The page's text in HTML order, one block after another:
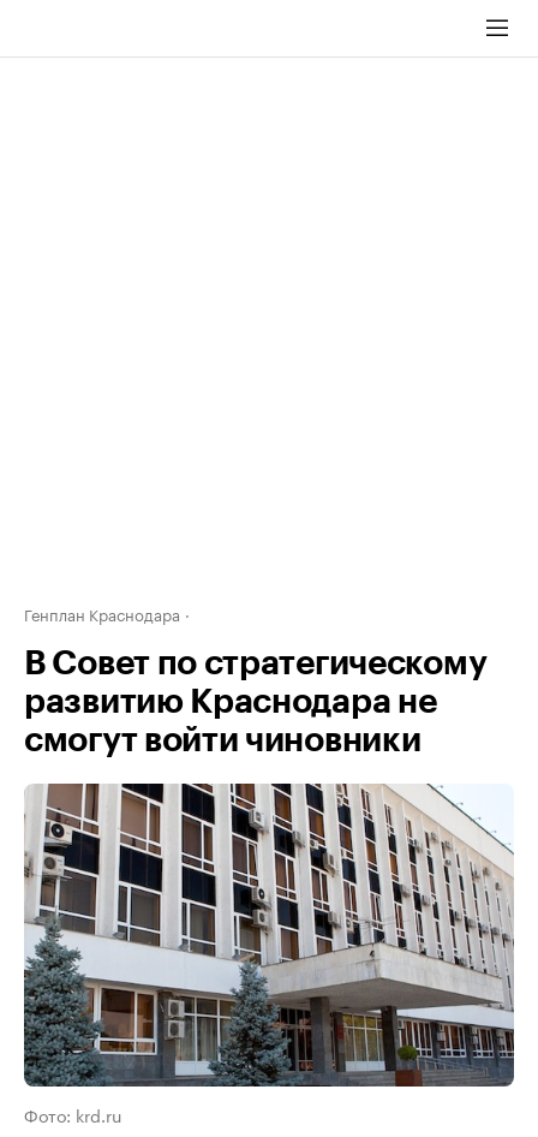
Генплан Краснодара
В Совет по стратегическому
развитию Краснодара не
смогут войти чиновники
Фото: krd.ru